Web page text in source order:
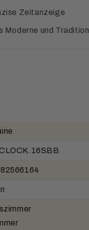
Zeitanzeige
Moderne und